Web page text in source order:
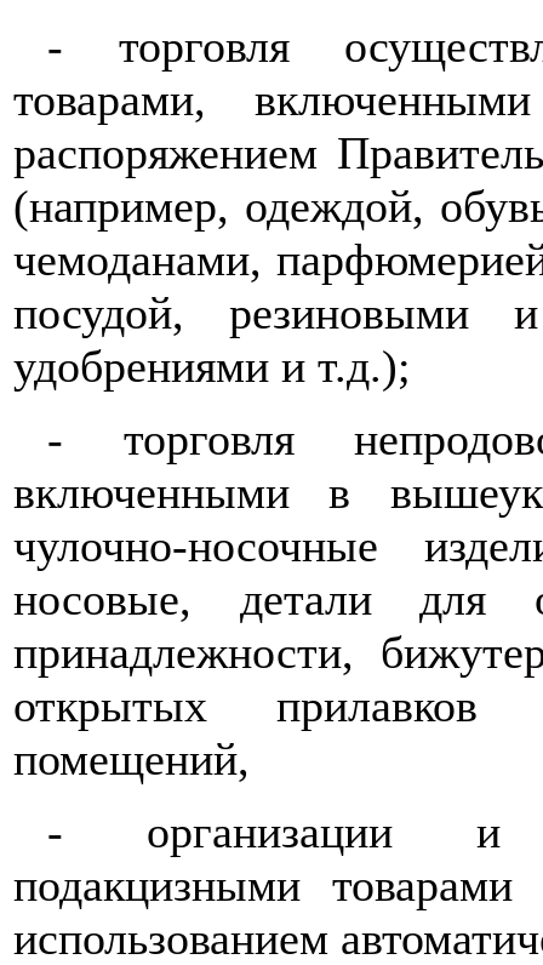
- торговля
товарами,
распоряжением
(например, одеждой,
чемоданами,
посудой, резиновыми
удобрениями и т.д.);
- торговля
включенными в
чулочно-носочные
носовые, детали для
принадлежности,
открытых
помещений,
- организации и
подакцизными
использованием